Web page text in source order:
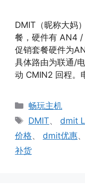
DMIT（昵称大妈
餐，硬件有 AN4
促销套餐硬件为
具体路由为联通/
动 CMIN2 回程。
分
类
畅玩主机
标
签
DMIT、 dmit
价格、 dmit优惠、
补货